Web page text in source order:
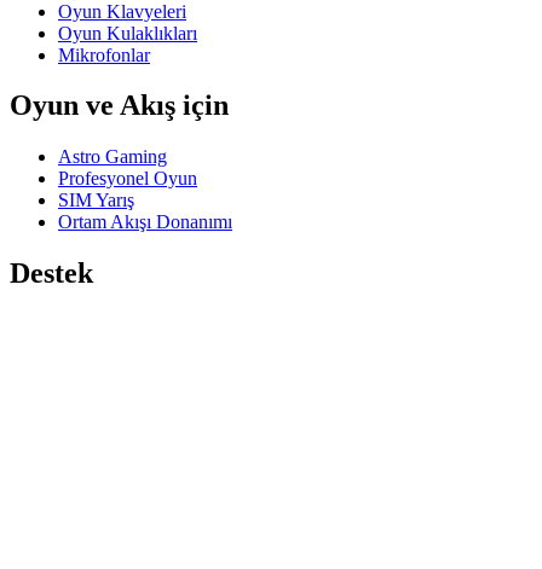
Oyun Klavyeleri
Oyun Kulaklıkları
Mikrofonlar
Oyun ve Akış için
Astro Gaming
Profesyonel Oyun
SIM Yarış
Ortam Akışı Donanımı
Destek